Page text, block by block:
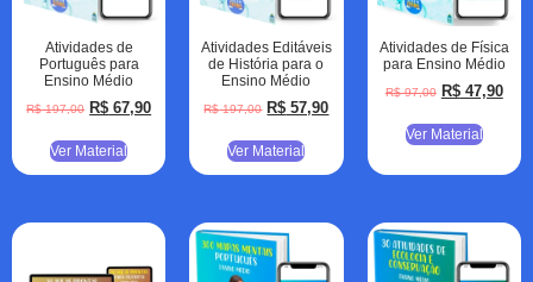
Atividades de
Português para
Ensino Médio
R$197,00 R$ 67,90
Ver Material
Atividades Editáveis
de História para o
Ensino Médio
R$197,00 R$ 57,90
Ver Material
Atividades de Física
para Ensino Médio
R$97,00 R$47,90
Ver Material